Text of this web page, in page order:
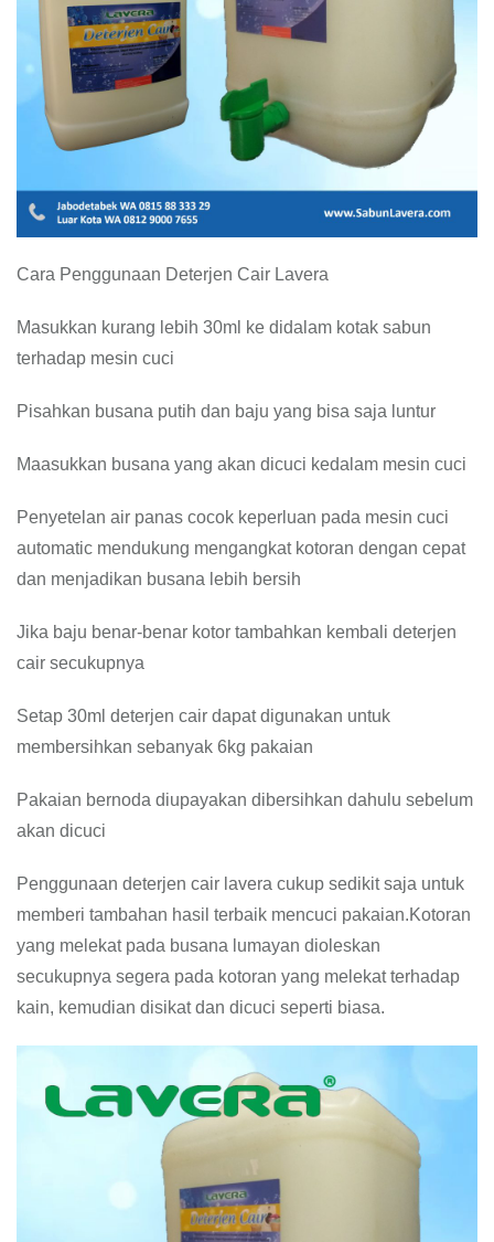
Cara Penggunaan Deterjen Cair Lavera
Masukkan kurang lebih 30ml ke didalam kotak sabun
terhadap mesin cuci
Pisahkan busana putih dan baju yang bisa saja luntur
Maasukkan busana yang akan dicuci kedalam mesin cuci
Penyetelan air panas cocok keperluan pada mesin cuci
automatic mendukung mengangkat kotoran dengan cepat
dan menjadikan busana lebih bersih
Jika baju benar-benar kotor tambahkan kembali deterjen
cair secukupnya
Setap 30ml deterjen cair dapat digunakan untuk
membersihkan sebanyak 6kg pakaian
Pakaian bernoda diupayakan dibersihkan dahulu sebelum
akan dicuci
Penggunaan deterjen cair lavera cukup sedikit saja untuk
memberi tambahan hasil terbaik mencuci pakaian.Kotoran
yang melekat pada busana lumayan dioleskan
secukupnya segera pada kotoran yang melekat terhadap
kain, kemudian disikat dan dicuci seperti biasa.